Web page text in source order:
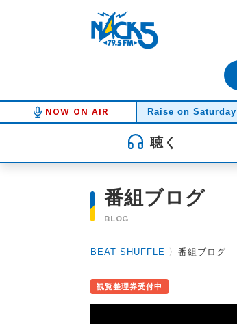
NOW ON AIR Raise on Saturday
聴く
番組ブログ
BLOG
BEAT SHUFFLE 〉 番組ブログ
観覧整理券受付中